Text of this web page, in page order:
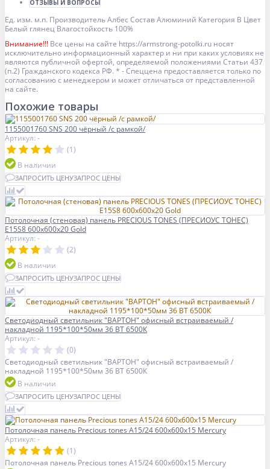
ОТЗЫВЫ И ВОПРОСЫ
Ед. изм. м.п. ПроизводительАлбес СоставАлюминий Категория B Цвет
Белый глянец Влагостойкость 100%
Внимание!!! Все цены на сайте https://armstrong-potolki.ru носят
исключительно информационный характер и ни при каких условиях не
являются публичной офертой, определяемой положениями Статьи 437
(п.2) Гражданского кодекса РФ. * - Спеццена предоставляется только по
согласованию с менеджером и может отличаться от представленной
на сайте.
Похожие товары
1155001760 SNS 200 чёрный /с рамкой/
Артикул: -
(1)
В наличии
ЗАПРОСИТЬ ЦЕНУЗАПРОС ЦЕНЫ
Потолочная (стеновая) панель PRECIOUS TONES (ПРЕCИОУС ТОНЕС)
E15S8 600x600x20 Gold
Артикул: -
(2)
В наличии
ЗАПРОСИТЬ ЦЕНУЗАПРОС ЦЕНЫ
Светодиодный светильник "ВАРТОН" офисный встраиваемый /
накладной 1195*100*50мм 36 ВТ 6500К
Артикул: -
(0)
Светодиодный светильник "ВАРТОН" офисный встраиваемый /
накладной 1195*100*50мм 36 ВТ 6500К
В наличии
ЗАПРОСИТЬ ЦЕНУЗАПРОС ЦЕНЫ
Потолочная панель Precious tones A15/24 600x600x15 Mercury
Артикул: -
(1)
Потолочная панель Precious tones A15/24 600x600x15 Mercury